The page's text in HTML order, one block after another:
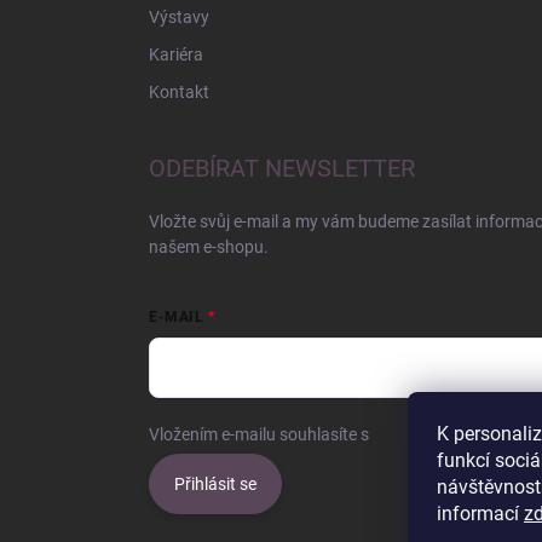
K
funkcí
informací
Výstavy
Kariéra
Kontakt
ODEBÍRAT NEWSLETTER
Vložte svůj e-mail a my vám budeme zasílat
našem e-shopu.
E-MAIL
Vložením e-mailu souhlasíte s podmínkami ochrany
Přihlásit se